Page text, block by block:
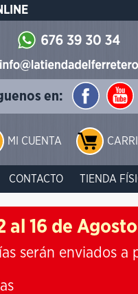
en:
MI CUENTA
CONTACTO TIENDA
al 16 de
serán enviados a